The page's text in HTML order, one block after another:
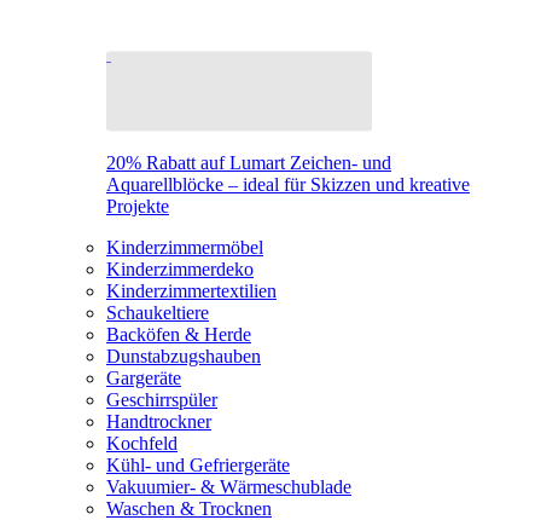
20% Rabatt auf Lumart Zeichen- und
Aquarellblöcke – ideal für Skizzen und kreative
Projekte
Kinderzimmermöbel
Kinderzimmerdeko
Kinderzimmertextilien
Schaukeltiere
Backöfen & Herde
Dunstabzugshauben
Gargeräte
Geschirrspüler
Handtrockner
Kochfeld
Kühl- und Gefriergeräte
Vakuumier- & Wärmeschublade
Waschen & Trocknen